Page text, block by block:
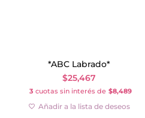
*ABC Labrado*
$25,467
3 cuotas sin interés de $8,489
Añadir a la lista de deseos